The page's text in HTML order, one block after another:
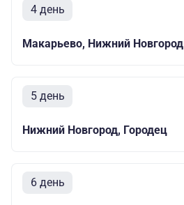
4 день
Макарьево, Нижний Новгород
5 день
Нижний Новгород, Городец
6 день